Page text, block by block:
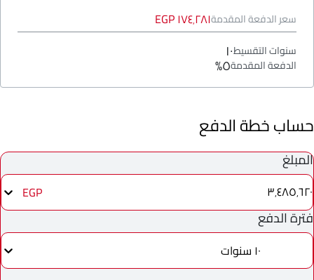
سعر الدفعة المقدمة١٧٤٬٢٨١ EGP
سنوات التقسيط١٠
الدفعة المقدمة٥%
حساب خطة الدفع
المبلغ
٣٬٤٨٥٬٦٢٠ EGP
فترة الدفع
١٠ سنوات